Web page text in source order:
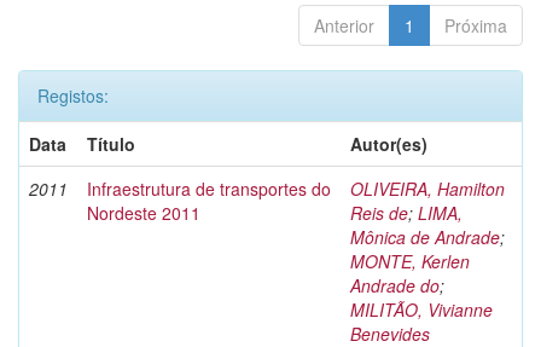
Anterior 1 Próxima
Registos:
Data
Título
Autor(es)
2011
Infraestrutura de transportes do
Nordeste 2011
OLIVEIRA, Hamilton
Reis de; LIMA,
Mônica de Andrade;
MONTE, Kerlen
Andrade do;
MILITÃO, Vivianne
Benevides